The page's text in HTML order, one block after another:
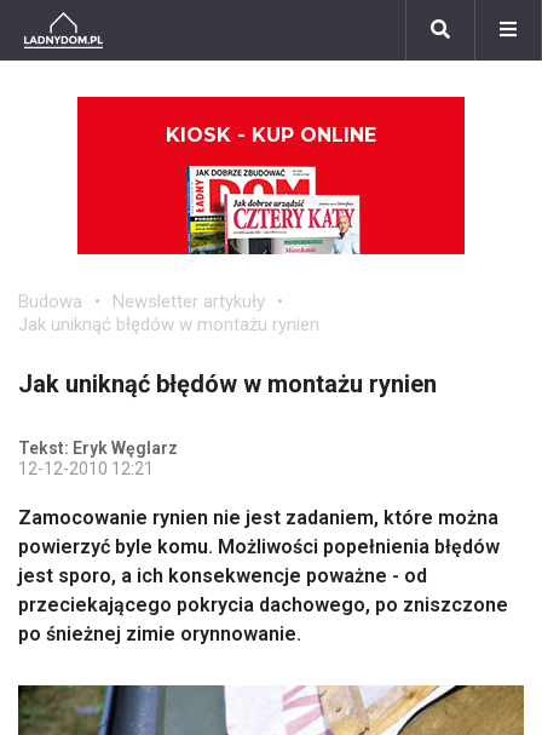
KIOSK - KUP ONLINE
Budowa
Newsletter artykuły
Jak uniknąć błędów w montażu rynien
Jak uniknąć błędów w montażu rynien
Tekst: Eryk Węglarz
12-12-2010 12:21
Zamocowanie rynien nie jest zadaniem, które można
powierzyć byle komu. Możliwości popełnienia błędów
jest sporo, a ich konsekwencje poważne - od
przeciekającego pokrycia dachowego, po zniszczone
po śnieżnej zimie orynnowanie.